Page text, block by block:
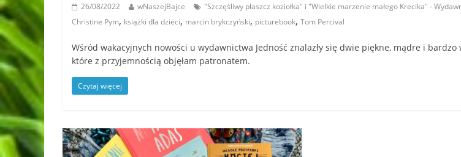
26/08/2022 wNaszejBajce "Szczęśliwy płaszcz koziołka" i "Wielkie marzenie małego Krecika" -
Christine Pym, książki dla dzieci, marcin brykczyński, picturebook, Tom Percival
Wśród wakacyjnych nowości u wydawnictwa Jedność znalazły się dwie piękne, mądre i bardzo
które z przyjemnością objęłam patronatem.
Czytaj więcej